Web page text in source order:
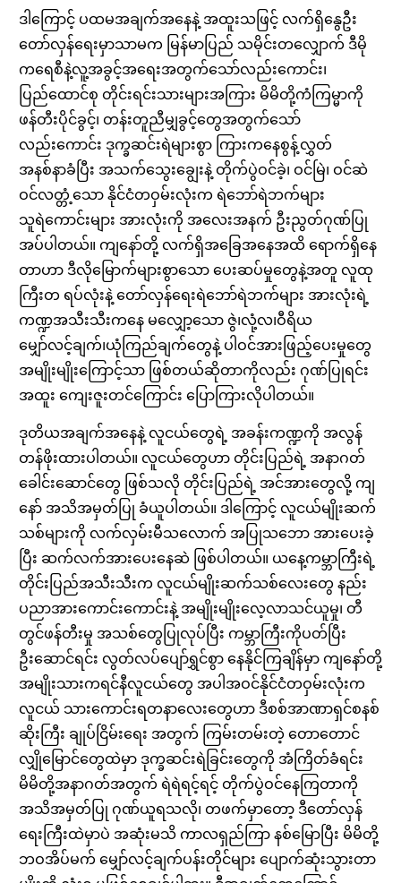
ဒါကြောင့် ပထမအချက်အနေနဲ့ အထူးသဖြင့် လက်ရှိနွေဦး
တော်လှန်ရေးမှာသာမက မြန်မာပြည် သမိုင်းတလျှောက် ဒီမို
ကရေစီနဲ့လူ့အခွင့်အရေးအတွက်သော်လည်းကောင်း၊
ပြည်ထောင်စု တိုင်းရင်းသားများအကြား မိမိတို့ကံကြမ္မာကို
ဖန်တီးပိုင်ခွင့်၊ တန်းတူညီမျှခွင့်တွေအတွက်သော်
လည်းကောင်း ဒုက္ခဆင်းရဲများစွာ ကြားကနေစွန့်လွှတ်
အနစ်နာခံပြီး အသက်သွေးချွေးနဲ့ တိုက်ပွဲဝင်ခဲ့၊ ဝင်မြဲ၊ ဝင်ဆဲ
ဝင်လတ္တံ့သော နိုင်ငံတဝှမ်းလုံးက ရဲဘော်ရဲဘက်များ
သူရဲကောင်းများ အားလုံးကို အလေးအနက် ဦးညွတ်ဂုဏ်ပြု
အပ်ပါတယ်။ ကျနော်တို့ လက်ရှိအခြေအနေအထိ ရောက်ရှိနေ
တာဟာ ဒီလိုမြောက်များစွာသော ပေးဆပ်မှုတွေနဲ့အတူ လူထု
ကြီးတ ရပ်လုံးနဲ့ တော်လှန်ရေးရဲဘော်ရဲဘက်များ အားလုံးရဲ့
ကဏ္ဍအသီးသီးကနေ မလျှော့သော ဇွဲ၊လုံ့လ၊ဝီရိယ
မျှော်လင့်ချက်၊ယုံကြည်ချက်တွေနဲ့ ပါဝင်အားဖြည့်ပေးမှုတွေ
အမျိုးမျိုးကြောင့်သာ ဖြစ်တယ်ဆိုတာကိုလည်း ဂုဏ်ပြုရင်း
အထူး ကျေးဇူးတင်ကြောင်း ပြောကြားလိုပါတယ်။
ဒုတိယအချက်အနေနဲ့ လူငယ်တွေရဲ့ အခန်းကဏ္ဍကို အလွန်
တန်ဖိုးထားပါတယ်။ လူငယ်တွေဟာ တိုင်းပြည်ရဲ့ အနာဂတ်
ခေါင်းဆောင်တွေ ဖြစ်သလို တိုင်းပြည်ရဲ့ အင်အားတွေလို့ ကျ
နော် အသိအမှတ်ပြု ခံယူပါတယ်။ ဒါကြောင့် လူငယ်မျိုးဆက်
သစ်များကို လက်လှမ်းမီသလောက် အပြုသဘော အားပေးခဲ့
ပြီး ဆက်လက်အားပေးနေဆဲ ဖြစ်ပါတယ်။ ယနေ့ကမ္ဘာကြီးရဲ့
တိုင်းပြည်အသီးသီးက လူငယ်မျိုးဆက်သစ်လေးတွေ နည်း
ပညာအားကောင်းကောင်းနဲ့ အမျိုးမျိုးလေ့လာသင်ယူမှု၊ တီ
တွင်ဖန်တီးမှု အသစ်တွေပြုလုပ်ပြီး ကမ္ဘာကြီးကိုပတ်ပြီး
ဦးဆောင်ရင်း လွတ်လပ်ပျော်ရွှင်စွာ နေနိုင်ကြချိန်မှာ ကျနော်တို့
အမျိုးသားကရင်နီလူငယ်တွေ အပါအဝင်နိုင်ငံတဝှမ်းလုံးက
လူငယ် သားကောင်းရတနာလေးတွေဟာ ဒီစစ်အာဏာရှင်စနစ်
ဆိုးကြီး ချုပ်ငြိမ်းရေး အတွက် ကြမ်းတမ်းတဲ့ တောတောင်
လျှိုမြောင်တွေထဲမှာ ဒုက္ခဆင်းရဲခြင်းတွေကို အံကြိတ်ခံရင်း
မိမိတို့အနာဂတ်အတွက် ရဲရဲရင့်ရင့် တိုက်ပွဲဝင်နေကြတာကို
အသိအမှတ်ပြု ဂုဏ်ယူရသလို၊ တဖက်မှာတော့ ဒီတော်လှန်
ရေးကြီးထဲမှာပဲ အဆုံးမသိ ကာလရှည်ကြာ နစ်မြောပြီး မိမိတို့
ဘဝအိပ်မက် မျှော်လင့်ချက်ပန်းတိုင်များ ပျောက်ဆုံးသွားတာ